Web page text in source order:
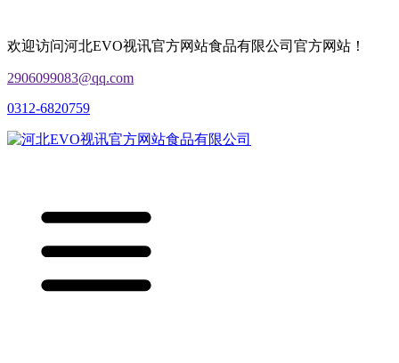
欢迎访问河北EVO视讯官方网站食品有限公司官方网站！
2906099083@qq.com
0312-6820759